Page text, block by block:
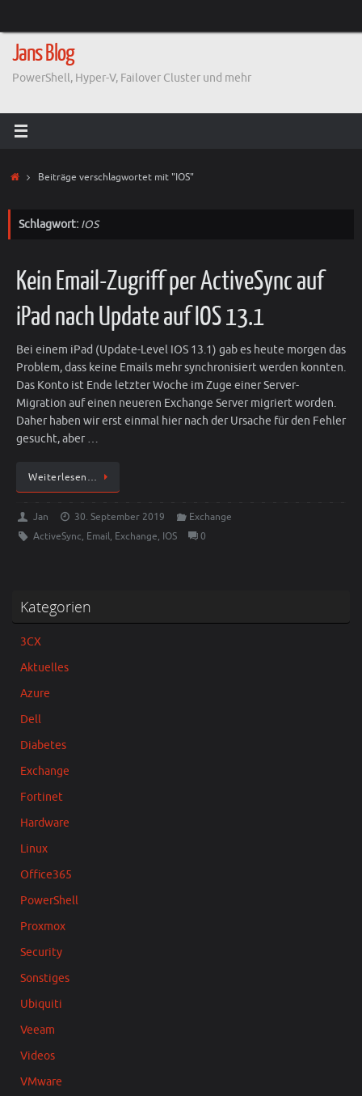
springen
Jans Blog
PowerShell, Hyper-V, Failover Cluster und mehr
StartBeiträge verschlagwortet mit "IOS"
Schlagwort: IOS
Kein Email-Zugriff per ActiveSync auf
iPad nach Update auf IOS 13.1
Bei einem iPad (Update-Level IOS 13.1) gab es heute morgen das
Problem, dass keine Emails mehr synchronisiert werden konnten.
Das Konto ist Ende letzter Woche im Zuge einer Server-
Migration auf einen neueren Exchange Server migriert worden.
Daher haben wir erst einmal hier nach der Ursache für den Fehler
gesucht, aber …
Weiterlesen…
Jan 30. September 2019
Exchange
ActiveSync, Email, Exchange, IOS 0
Kategorien
3CX
Aktuelles
Azure
Dell
Diabetes
Exchange
Fortinet
Hardware
Linux
Office365
PowerShell
Proxmox
Security
Sonstiges
Ubiquiti
Veeam
Videos
VMware